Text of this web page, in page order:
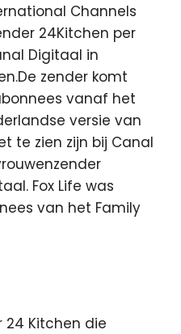
Channels
24Kitchen per
Digitaal in
zender komt
vanaf het
versie van
te zien zijn bij Canal
Fox Life was
van het Family
24 Kitchen die